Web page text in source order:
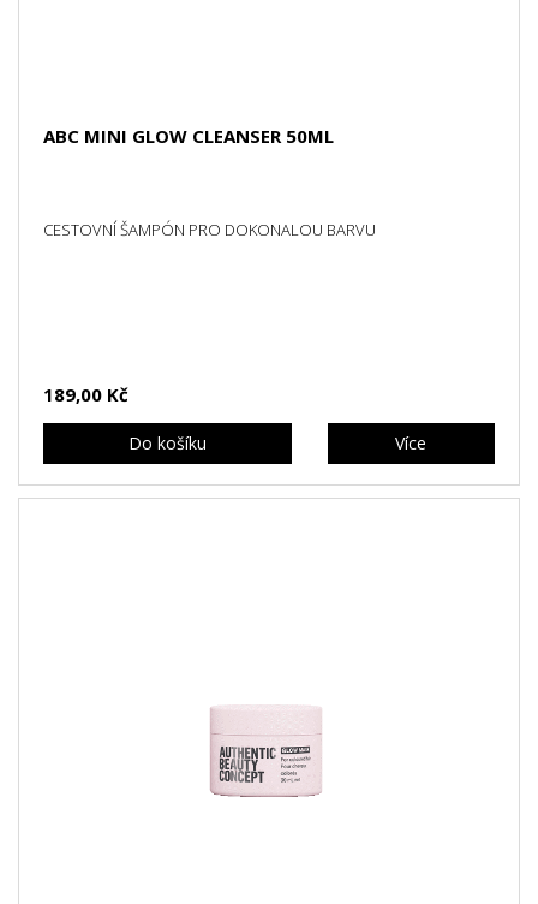
ABC MINI GLOW CLEANSER 50ML
CESTOVNÍ ŠAMPÓN PRO DOKONALOU BARVU
189,00 Kč
Do košíku Více